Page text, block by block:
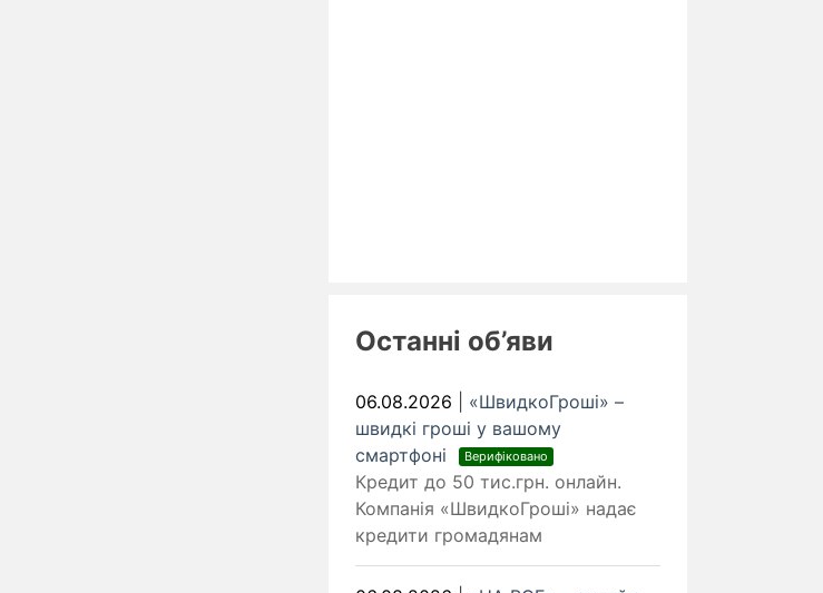
Останні об’яви
06.08.2026
«ШвидкоГроші» –
швидкі гроші у вашому
смартфоні
Верифіковано
Кредит до 50 тис.грн. онлайн.
Компанія «ШвидкоГроші» надає
кредити громадянам